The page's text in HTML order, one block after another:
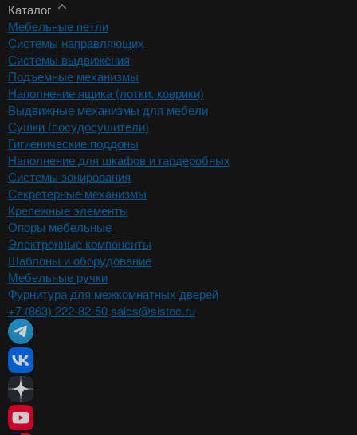
Каталог
Мебельные петли
Системы направляющих
Системы выдвижения
Подъемные механизмы
Наполнение ящика (лотки, коврики)
Выдвижные механизмы для мебели
Сушки (посудосушители)
Гигиенические поддоны
Наполнение для шкафов и гардеробных
Системы зонирования
Секретерные механизмы
Крепежные элементы
Опоры мебельные
Электронные компоненты
Шаблоны и оборудование
Мебельные ручки
Фурнитура для межкомнатных дверей
+7 (863) 222-82-50sales@sistec.ru